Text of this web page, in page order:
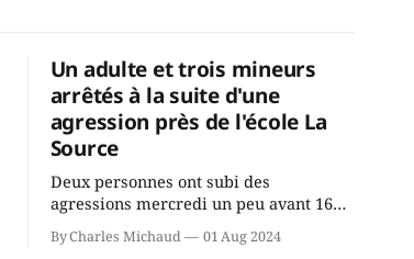
Un adulte et trois mineurs
arrêtés à la suite d'une
agression près de l'école La
Source
Deux personnes ont subi des
agressions mercredi un peu avant 16h
Source dans le secteur Bellefeuille de
By Charles Michaud 01 Aug 2024